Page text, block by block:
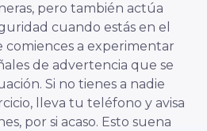
pero también actúa
cuando estás en el
comiences a experimentar
de advertencia que se
Si no tienes a nadie
lleva tu teléfono y avisa
por si acaso. Esto suena